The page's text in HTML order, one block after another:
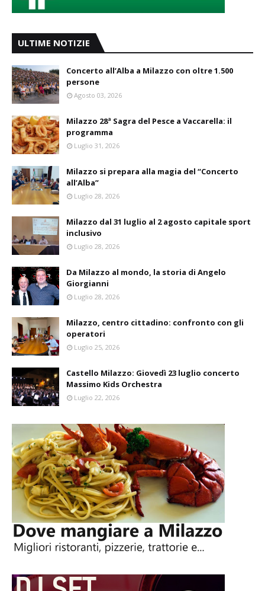
ULTIME NOTIZIE
Concerto all’Alba a Milazzo con oltre 1.500
persone
Agosto 03, 2026
Milazzo 28ª Sagra del Pesce a Vaccarella: il
programma
Luglio 31, 2026
Milazzo si prepara alla magia del “Concerto
all’Alba”
Luglio 28, 2026
Milazzo dal 31 luglio al 2 agosto capitale sport
inclusivo
Luglio 28, 2026
Da Milazzo al mondo, la storia di Angelo
Giorgianni
Luglio 28, 2026
Milazzo, centro cittadino: confronto con gli
operatori
Luglio 25, 2026
Castello Milazzo: Giovedì 23 luglio concerto
Massimo Kids Orchestra
Luglio 22, 2026